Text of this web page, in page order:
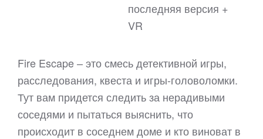
последняя версия +
VR
Fire Escape – это смесь детективной игры,
расследования, квеста и игры-головоломки.
Тут вам придется следить за нерадивыми
соседями и пытаться выяснить, что
происходит в соседнем доме и кто виноват в